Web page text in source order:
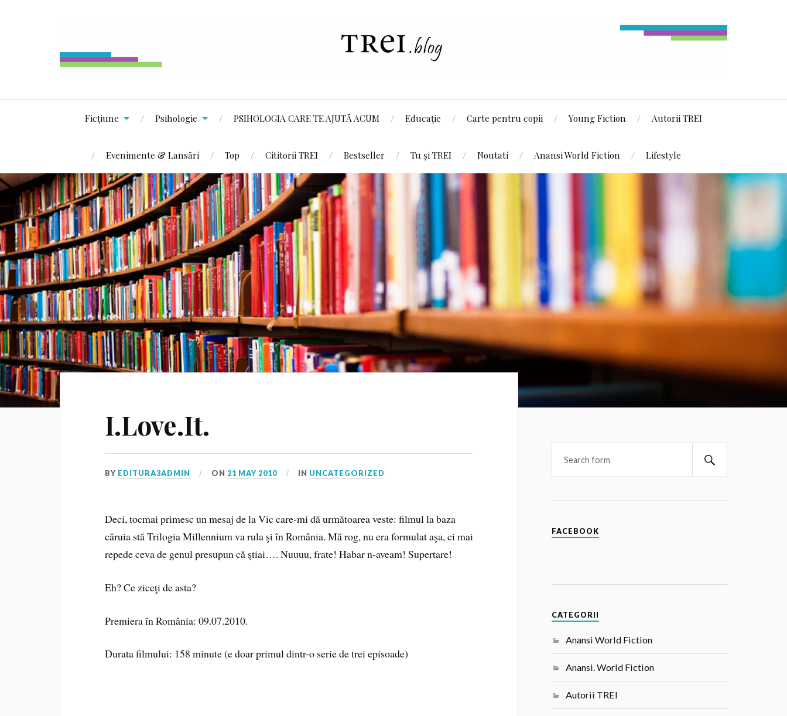
Ficțiune Psihologie PSIHOLOGIA CARE TE AJUTĂ ACUM Educație Carte pentru copii Young Fiction Autorii TREI
Evenimente & Lansări Top Cititorii TREI Bestseller Tu și TREI Noutati Anansi World Fiction Lifestyle
I.Love.It.
BY EDITURA3ADMIN ON 21 MAY 2010 IN UNCATEGORIZED
Deci, tocmai primesc un mesaj de la Vic care-mi dă următoarea veste: filmul la baza
căruia stă Trilogia Millennium va rula şi în România. Mă rog, nu era formulat aşa, ci mai
repede ceva de genul presupun că ştiai…. Nuuuu, frate! Habar n-aveam! Supertare!
Eh? Ce ziceţi de asta?
Premiera în România: 09.07.2010.
Durata filmului: 158 minute (e doar primul dintr-o serie de trei episoade)
FACEBOOK
CATEGORII
Anansi World Fiction
Anansi. World Fiction
Autorii TREI